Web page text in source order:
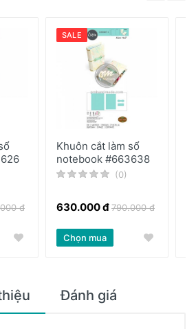
đ
SALE
Khuôn cắt làm sổ
notebook #663638
(0)
630.000 đ790.000 đ
Chọn mua
Đánh giá